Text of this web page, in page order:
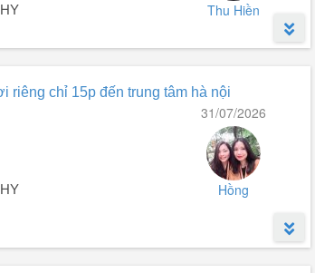
Thu Hiền
Vành Đai 3.5).
sạn Onsen 5 sao, TTTM, trường học liên cấp.
riêng chỉ 15p đến trung tâm hà nội
31/07/2026
Hồng